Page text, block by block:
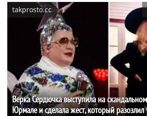
takprosto.cc
Верка Сердючка выступила на
Юрмале и сделала жест, который разозлил